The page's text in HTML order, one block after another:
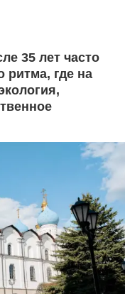
35 лет часто
ритма, где на